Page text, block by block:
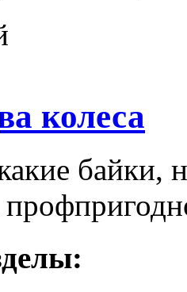
колеса
байки,